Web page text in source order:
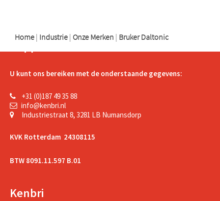
Home | Industrie | Onze Merken | Bruker Daltonic
Support
U kunt ons bereiken met de onderstaande gegevens:
+31 (0)187 49 35 88
info@kenbri.nl
Industriestraat 8, 3281 LB Numansdorp
KVK Rotterdam 24308115
BTW 8091.11.597 B.01
Kenbri